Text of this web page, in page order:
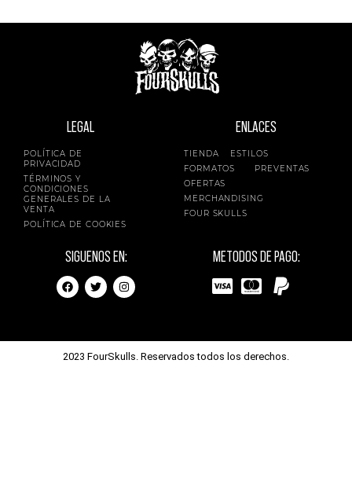
LEGAL
POLÍTICA DE
PRIVACIDAD
TÉRMINOS Y
CONDICIONES
GENERALES DE LA
VENTA
POLÍTICA DE COOKIES
ENLACES
TIENDA
ESTILOS
FORMATOS
PREVENTAS
OFERTAS
MERCHANDISING
FOUR SKULLS
SIGUENOS EN: METODOS DE PAGO:
2023 FourSkulls. Reservados todos los derechos.